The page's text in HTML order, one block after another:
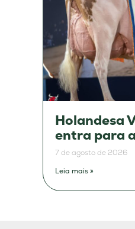
Holandesa
entra para
7 de agosto de 2026
Leia mais »